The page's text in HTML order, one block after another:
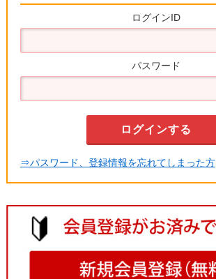
ログインID
パスワード
⇒パスワード、登録情報を忘れてしまった方